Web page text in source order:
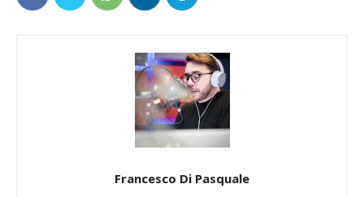
Francesco Di Pasquale